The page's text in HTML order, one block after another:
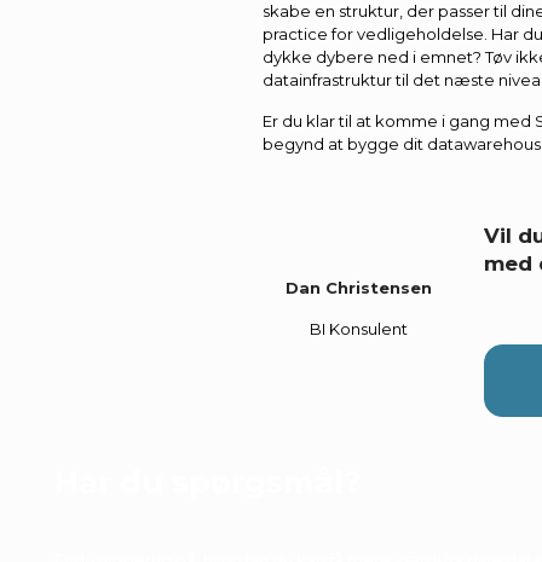
skabe en struktur, der passer til
practice for vedligeholdelse. Har
dykke dybere ned i emnet? Tøv
datainfrastruktur til det næste
Er du klar til at komme i gang med
begynd at bygge dit
Dan Christensen
BI Konsulent
Vil
med